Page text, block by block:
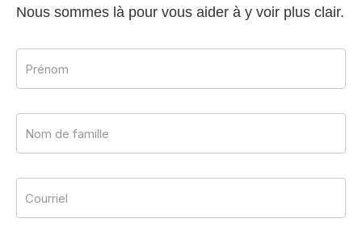
Nous sommes là pour vous aider à y voir plus clair.